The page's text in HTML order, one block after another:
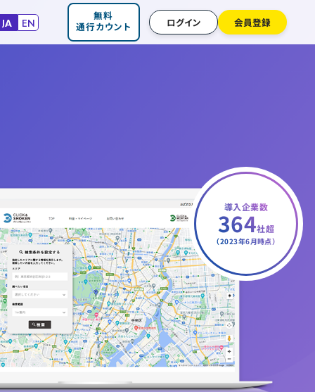
JA EN
無料
通行カウント
ログイン 会員登録
導入企業数
364社超
（2023年6月時点）